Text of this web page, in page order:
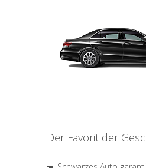
Der Favorit der